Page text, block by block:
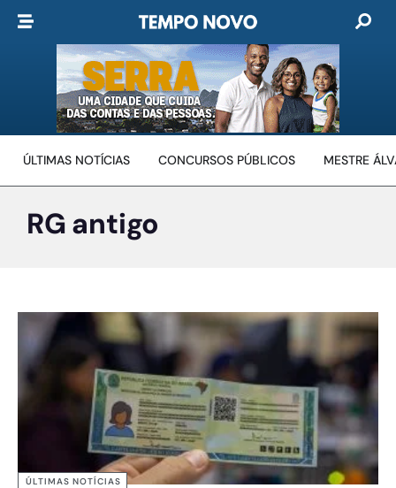
ÚLTIMAS NOTÍCIAS CONCURSOS PÚBLICOS MESTRE
RG antigo
ÚLTIMAS NOTÍCIAS